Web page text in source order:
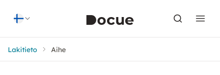
Lakitieto Aihe